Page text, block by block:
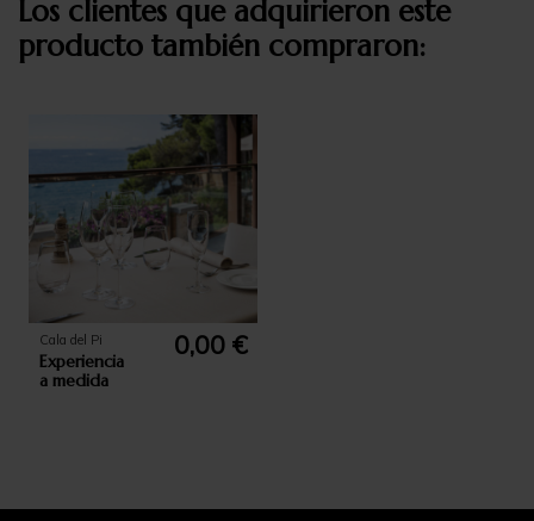
Los clientes que adquirieron este
producto también compraron:
Cala del Pi
Experiencia
a medida
0,00 €